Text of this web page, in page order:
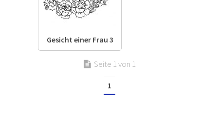
Gesicht einer Frau 3
Seite 1 von 1
1